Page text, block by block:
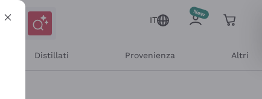
IT
Distillati Provenienza Altri